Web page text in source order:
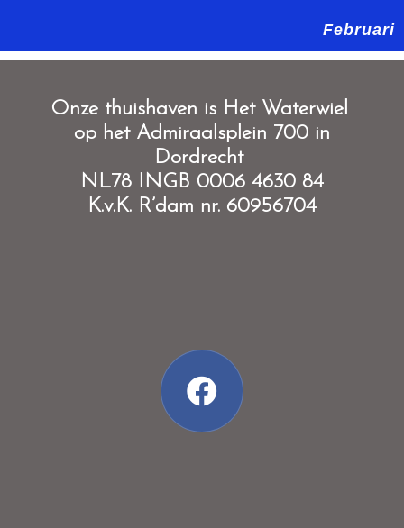
Februari
Onze thuishaven is Het Waterwiel
op het Admiraalsplein 700 in
Dordrecht
NL78 INGB 0006 4630 84
K.v.K. R’dam nr. 60956704